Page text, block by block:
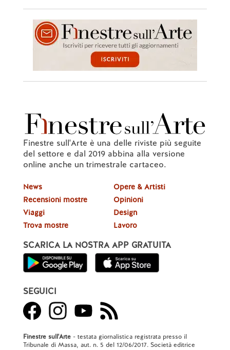
Finestre sull'Arte è una delle riviste più seguite
del settore e dal 2019 abbina alla versione
online anche un trimestrale cartaceo.
News
Recensioni mostre
Viaggi
Trova mostre
Opere & Artisti
Opinioni
Design
Lavoro
SCARICA LA NOSTRA APP GRATUITA
SEGUICI
Finestre sull'Arte- testata giornalistica registrata presso il
Tribunale di Massa, aut. n. 5 del 12/06/2017. Società editrice